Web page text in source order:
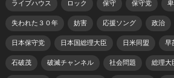
ライブハウス ロック 保守 保守党
失われた３０年 妨害 応援ソング 政治
日本保守党 日本国総理大臣 日米同盟 早
石破茂 破滅チャンネル 社会問題 総理大